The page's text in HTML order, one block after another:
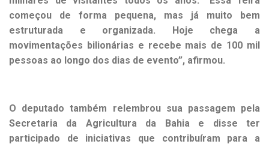
começou de forma pequena, mas já muito bem
estruturada e organizada. Hoje chega a
movimentações bilionárias e recebe mais de 100 mil
pessoas ao longo dos dias de evento”, afirmou.
O deputado também relembrou sua passagem pela
Secretaria da Agricultura da Bahia e disse ter
participado de iniciativas que contribuíram para a